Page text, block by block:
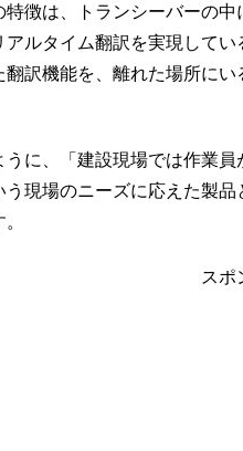
特徴は、トランシーバーの
アルタイム翻訳を実現して
翻訳機能を、離れた場所に
に、「建設現場では作業
う現場のニーズに応えた製
スポ